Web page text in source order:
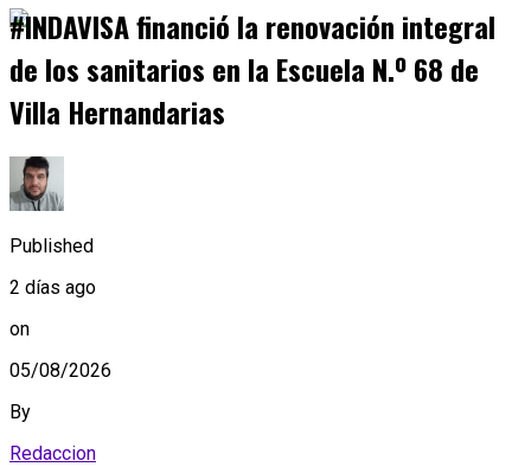
#INDAVISA financió la renovación integral
de los sanitarios en la Escuela N.º 68 de
Villa Hernandarias
Published
2 días ago
on
05/08/2026
By
Redaccion